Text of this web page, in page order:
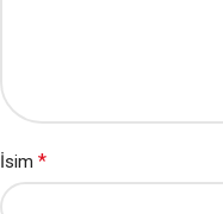
İsim *